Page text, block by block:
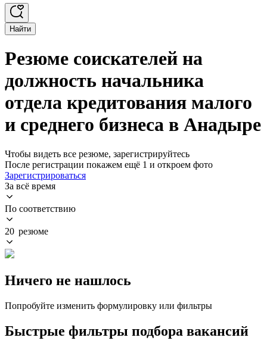
Найти
Резюме соискателей на
должность начальника
отдела кредитования малого
и среднего бизнеса в Анадыре
Чтобы видеть все резюме, зарегистрируйтесь
После регистрации покажем ещё 1 и откроем фото
Зарегистрироваться
За всё время
По соответствию
20 резюме
Ничего не нашлось
Попробуйте изменить формулировку или фильтры
Быстрые фильтры подбора вакансий